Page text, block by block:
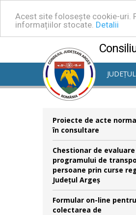
Acest site folosește cookie-uri.
informațiilor stocate. Detalii
Proiecte de acte
în consultare
Chestionar de evaluare
programului de
persoane prin curse
Județul Argeș
Formular on-line pentru
colectarea de